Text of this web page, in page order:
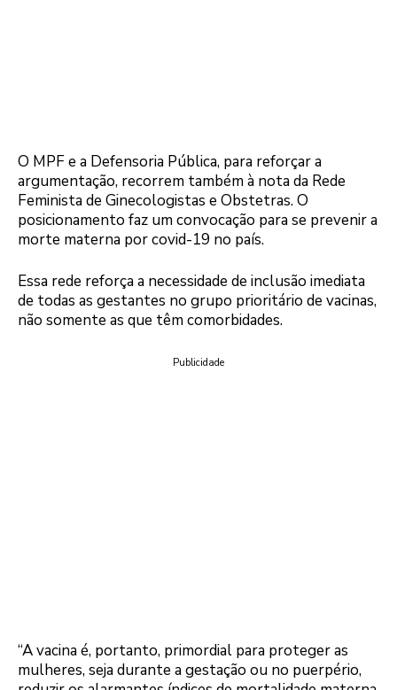
O MPF e a Defensoria Pública, para reforçar a
argumentação, recorrem também à nota da Rede
Feminista de Ginecologistas e Obstetras. O
posicionamento faz um convocação para se prevenir a
morte materna por covid-19 no país.
Essa rede reforça a necessidade de inclusão imediata
de todas as gestantes no grupo prioritário de vacinas,
não somente as que têm comorbidades.
Publicidade
“A vacina é, portanto, primordial para proteger as
mulheres, seja durante a gestação ou no puerpério,